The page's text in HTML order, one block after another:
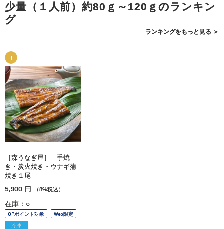
少量（１人前）約80ｇ～120ｇのランキン
グ
ランキングをもっと見る ＞
1
［森うなぎ屋］ 手焼
き・炭火焼き・ウナギ蒲
焼き１尾
5,900 円 （8%税込）
在庫：○
OPポイント対象
Web限定
冷凍